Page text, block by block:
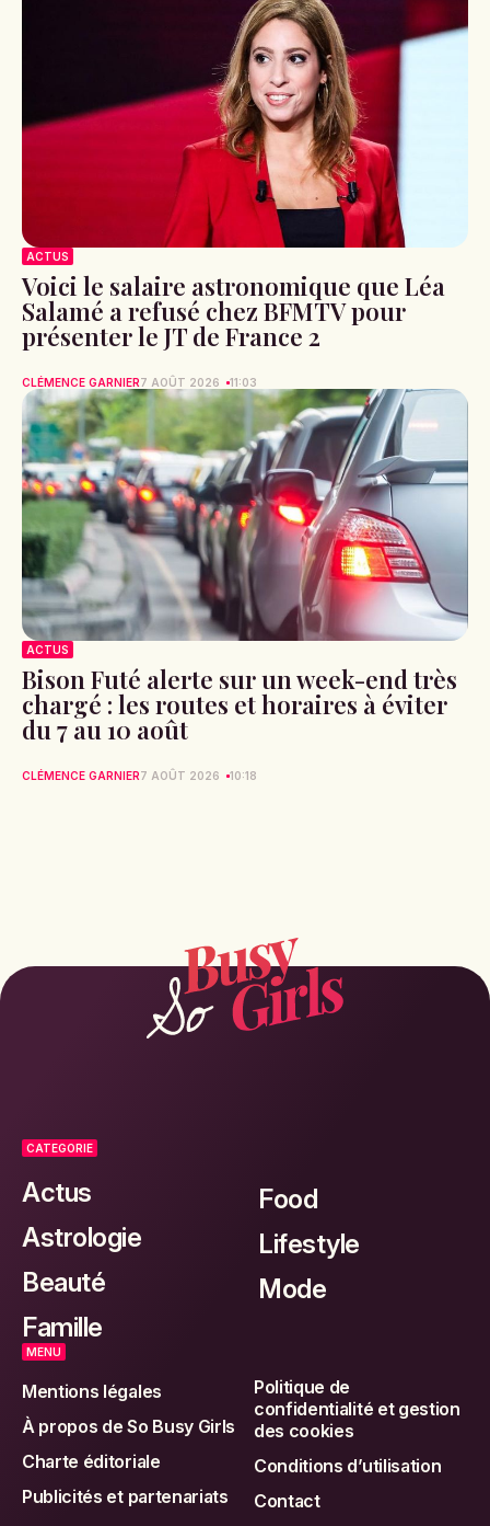
ACTUS
Voici le salaire astronomique que Léa
Salamé a refusé chez BFMTV pour
présenter le JT de France 2
CLÉMENCE GARNIER7 AOÛT 2026 11:03
ACTUS
Bison Futé alerte sur un week-end très
chargé : les routes et horaires à éviter
du 7 au 10 août
CLÉMENCE GARNIER7 AOÛT 2026 10:18
CATEGORIE
Actus
Astrologie
Beauté
Famille
Food
Lifestyle
Mode
MENU
Mentions légales
À propos de So Busy Girls
Charte éditoriale
Publicités et partenariats
Politique de
confidentialité et gestion
des cookies
Conditions d’utilisation
Contact